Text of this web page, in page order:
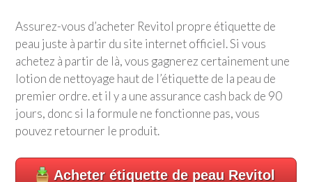
Assurez-vous d’acheter Revitol propre étiquette de
peau juste à partir du site internet officiel. Si vous
achetez à partir de là, vous gagnerez certainement une
lotion de nettoyage haut de l’étiquette de la peau de
premier ordre. et il y a une assurance cash back de 90
jours, donc si la formule ne fonctionne pas, vous
pouvez retourner le produit.
Acheter étiquette de peau Revitol